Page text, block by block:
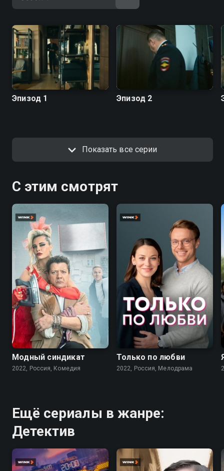
Эпизод 1 Эпизод 2
Показать все серии
С этим смотрят
7.6
Модный синдикат
2022, Россия, Комедия
Только по любви
2022, Россия, Мелодрама
Ещё сериалы в жанре:
Детектив